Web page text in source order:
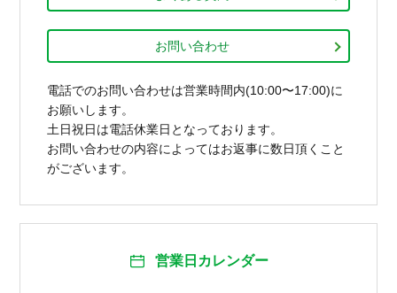
お問い合わせ
電話でのお問い合わせは営業時間内(10:00〜17:00)に
お願いします。
土日祝日は電話休業日となっております。
お問い合わせの内容によってはお返事に数日頂くこと
がございます。
営業日カレンダー